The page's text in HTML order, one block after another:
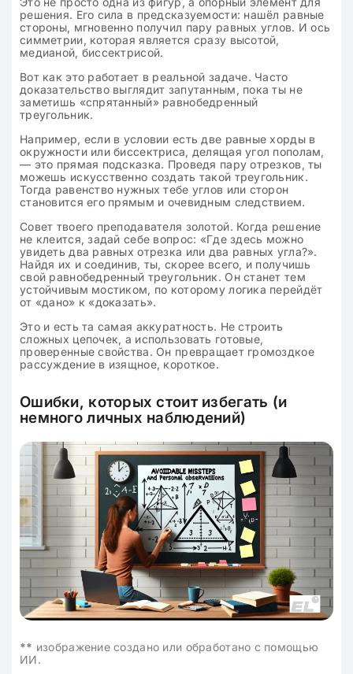
решения. Его сила в предсказуемости: нашёл равные
стороны, мгновенно получил пару равных углов. И ось
симметрии, которая является сразу высотой,
медианой, биссектрисой.
Вот как это работает в реальной задаче. Часто
доказательство выглядит запутанным, пока ты не
заметишь «спрятанный» равнобедренный
треугольник.
Например, если в условии есть две равные хорды в
окружности или биссектриса, делящая угол пополам,
— это прямая подсказка. Проведя пару отрезков, ты
можешь искусственно создать такой треугольник.
Тогда равенство нужных тебе углов или сторон
становится его прямым и очевидным следствием.
Совет твоего преподавателя золотой. Когда решение
не клеится, задай себе вопрос: «Где здесь можно
увидеть два равных отрезка или два равных угла?».
Найдя их и соединив, ты, скорее всего, и получишь
свой равнобедренный треугольник. Он станет тем
устойчивым мостиком, по которому логика перейдёт
от «дано» к «доказать».
Это и есть та самая аккуратность. Не строить
сложных цепочек, а использовать готовые,
проверенные свойства. Он превращает громоздкое
рассуждение в изящное, короткое.
Ошибки, которых стоит избегать (и
немного личных наблюдений)
** изображение создано или обработано с помощью
ИИ.